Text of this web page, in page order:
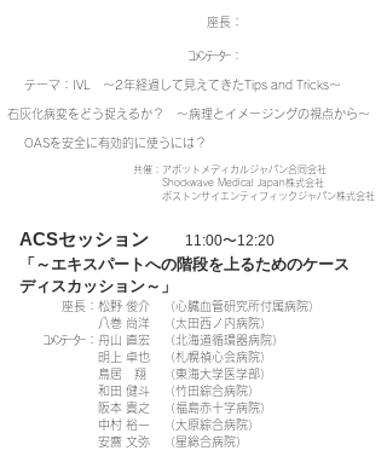
座長：
ｺﾒﾝﾃｰﾀｰ：
テーマ：IVL ～2年経過して見えてきたTips and Tricks～
石灰化病変をどう捉えるか？ ～病理とイメージングの視点から～
OASを安全に有効的に使うには？
​共催：アボットメディカルジャパン合同会社
Shockwave Medical Japan株式会社
​ ボストンサイエンティフィックジャパン株式会社
ACSセッション 11:00〜12:20
「～エキスパートへの階段を上るためのケース
ディスカッション～」
松野 俊介
八巻 尚洋
舟山 直宏
明上 卓也
鳥居 翔
和田 健斗
阪本 貴之
中村 裕一
安齋 文弥
（心臓血管研究所付属病院）
（太田西ノ内病院）
（北海道循環器病院）
（札幌禎心会病院）
（東海大学医学部）
（竹田綜合病院）
（福島赤十字病院）
（大原綜合病院）
（星総合病院）
座長：
ｺﾒﾝﾃｰﾀｰ：